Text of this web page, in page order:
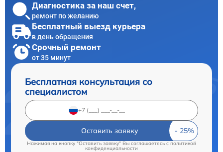
Диагностика за наш счет,
ремонт по желанию
Бесплатный выезд курьера
в день обращения
Срочный ремонт
от 35 минут
Бесплатная консультация со
специалистом
Оставить заявку
Нажимая на кнопку "Оставить заявку" Вы соглашаетесь cполитикой
конфиденциальности